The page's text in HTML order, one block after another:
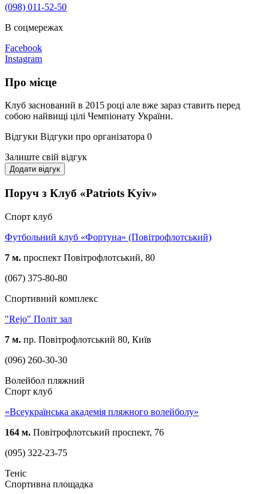
(098) 011-52-50
В соцмережах
Facebook
Instagram
Про місце
Клуб заснований в 2015 році але вже зараз ставить перед
собою найвищі цілі Чемпіонату України.
Відгуки Відгуки про організатора 0
Залиште свій відгук
Додати відгук
Поруч з Клуб «Patriots Kyiv»
Спорт клуб
Футбольний клуб «Фортуна» (Повітрофлотський)
7 м. проспект Повітрофлотський, 80
(067) 375-80-80
Спортивний комплекс
"Rejo" Політ зал
7 м. пр. Повітрофлотський 80, Київ
(096) 260-30-30
Волейбол пляжний
Спорт клуб
«Всеукраїнська академія пляжного волейболу»
164 м. Повітрофлотський проспект, 76
(095) 322-23-75
Теніс
Спортивна площадка